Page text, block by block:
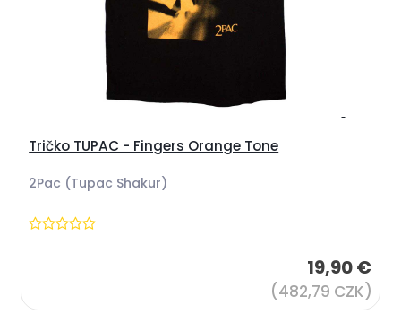
Tričko TUPAC - Fingers Orange Tone
2Pac (Tupac Shakur)
19,90 €
(482,79 CZK)